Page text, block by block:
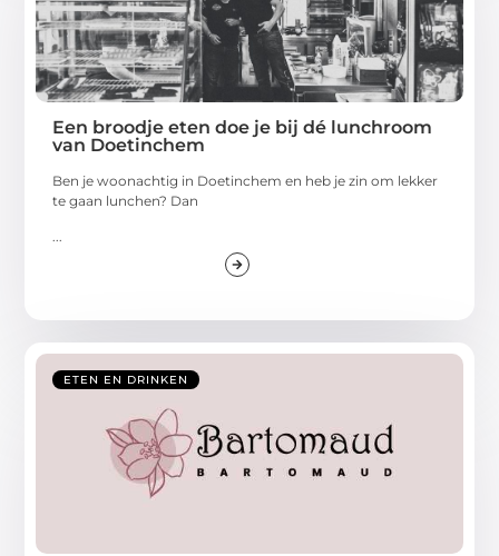
Een broodje eten doe je bij dé lunchroom
van Doetinchem
Ben je woonachtig in Doetinchem en heb je zin om lekker
te gaan lunchen? Dan
...
ETEN EN DRINKEN